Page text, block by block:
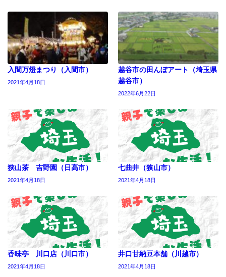
入間万燈まつり（入間市）
2021年4月18日
越谷市の田んぼアート（埼玉県
越谷市）
2022年6月22日
狭山茶 吉野園（日高市）
2021年4月18日
七曲井（狭山市）
2021年4月18日
香味亭 川口店（川口市）
2021年4月18日
井口甘納豆本舗（川越市）
2021年4月18日